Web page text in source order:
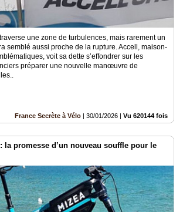
une zone de turbulences, mais rarement un
semblé aussi proche de la rupture. Accell, maison-
voit sa dette s’effondrer sur les
préparer une nouvelle manœuvre de
France Secrète à Vélo | 30/01/2026 | Vu 620144 fois
la promesse d’un nouveau souffle pour le